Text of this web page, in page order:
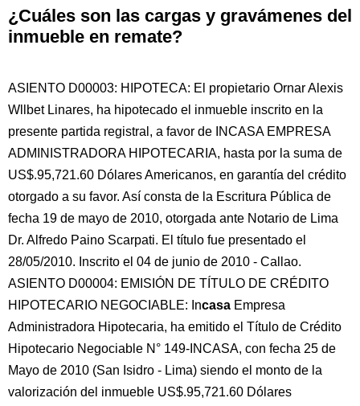
¿Cuáles son las cargas y gravámenes del
inmueble en remate?
ASIENTO D00003: HIPOTECA: El propietario Ornar Alexis
Wllbet Linares, ha hipotecado el inmueble inscrito en la
presente partida registral, a favor de INCASA EMPRESA
ADMINISTRADORA HIPOTECARIA, hasta por la suma de
US$.95,721.60 Dólares Americanos, en garantía del crédito
otorgado a su favor. Así consta de la Escritura Pública de
fecha 19 de mayo de 2010, otorgada ante Notario de Lima
Dr. Alfredo Paino Scarpati. El título fue presentado el
28/05/2010. Inscrito el 04 de junio de 2010 - Callao.
ASIENTO D00004: EMISIÓN DE TÍTULO DE CRÉDITO
HIPOTECARIO NEGOCIABLE: Incasa Empresa
Administradora Hipotecaria, ha emitido el Título de Crédito
Hipotecario Negociable N° 149-INCASA, con fecha 25 de
Mayo de 2010 (San Isidro - Lima) siendo el monto de la
valorización del inmueble US$.95,721.60 Dólares